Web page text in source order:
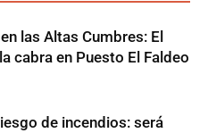
las Altas Cumbres: El
cabra en Puesto El Faldeo
de incendios: será